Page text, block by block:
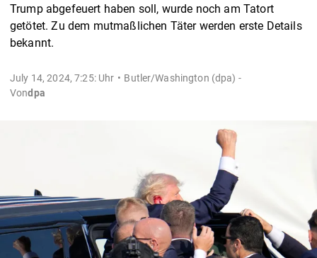
Trump abgefeuert haben soll, wurde noch am Tatort
getötet. Zu dem mutmaßlichen Täter werden erste Details
bekannt.
July 14, 2024, 7:25: Uhr
Butler/Washington (dpa) -
Vondpa